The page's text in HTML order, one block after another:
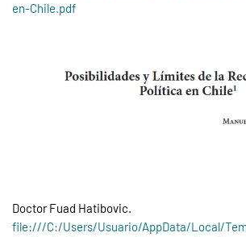
en-Chile.pdf
Doctor Fuad Hatibovic.
file:///C:/Users/Usuario/AppData/Local/